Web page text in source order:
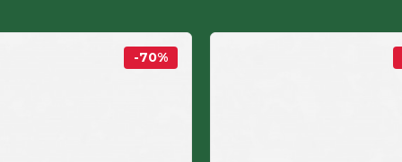
-70%